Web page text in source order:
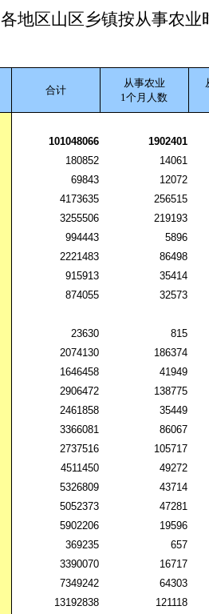
各地区山区乡镇按从事农
合计
从事农业
1个月人数
101048066
1902401
180852
14061
69843
12072
4173635
256515
3255506
219193
994443
5896
2221483
86498
915913
35414
874055
32573
23630
815
2074130
186374
1646458
41949
2906472
138775
2461858
35449
3366081
86067
2737516
105717
4511450
49272
5326809
43714
5052373
47281
5902206
19596
369235
657
3390070
16717
7349242
64303
13192838
121118